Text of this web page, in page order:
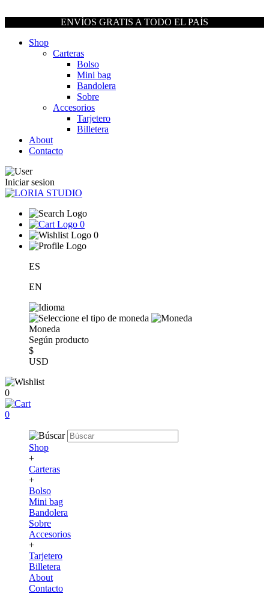
ENVÍOS GRATIS A TODO EL PAÍS
Shop
Carteras
Bolso
Mini bag
Bandolera
Sobre
Accesorios
Tarjetero
Billetera
About
Contacto
Iniciar sesion
0
0
ES
EN
Moneda
Según producto
$
USD
0
0
Shop
+
Carteras
+
Bolso
Mini bag
Bandolera
Sobre
Accesorios
+
Tarjetero
Billetera
About
Contacto